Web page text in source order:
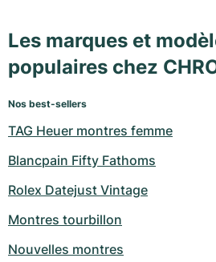
Les marques et
populaires chez
Nos best-sellers
TAG Heuer montres femme
Blancpain Fifty Fathoms
Rolex Datejust Vintage
Montres tourbillon
Nouvelles montres